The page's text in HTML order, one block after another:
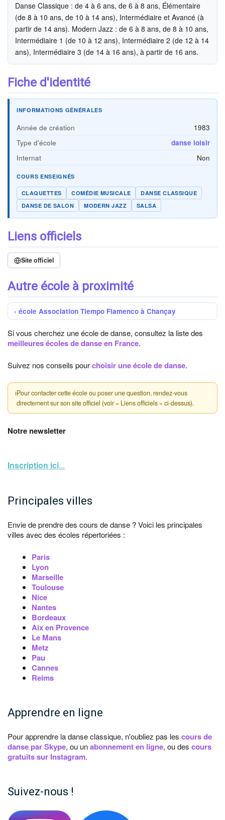
Danse Classique : de 4 à 6 ans, de 6 à 8 ans, Élémentaire
(de 8 à 10 ans, de 10 à 14 ans), Intermédiaire et Avancé (à
partir de 14 ans). Modern Jazz : de 6 à 8 ans, de 8 à 10 ans,
Intermédiaire 1 (de 10 à 12 ans), Intermédiaire 2 (de 12 à 14
ans), Intermédiaire 3 (de 14 à 16 ans), à partir de 16 ans.
Fiche d'identité
INFORMATIONS GÉNÉRALES
Année de création
1983
Type d'école
danse loisir
Internat
Non
COURS ENSEIGNÉS
CLAQUETTES COMÉDIE MUSICALE
DANSE CLASSIQUE
DANSE DE SALON
MODERN JAZZ SALSA
Liens officiels
Site officiel
Autre école à proximité
école Association Tiempo Flamenco à Chançay
Si vous cherchez une école de danse, consultez la liste des
meilleures écoles de danse en France.
Suivez nos conseils pourchoisir une école de danse.
ℹPour contacter cette école ou poser une question, rendez-vous
directement sur son site officiel (voir « Liens officiels » ci-dessus).
Notre newsletter
Inscription ici...
Principales villes
Envie de prendre des cours de danse ? Voici les principales
villes avec des écoles répertoriées :
Paris
Lyon
Marseille
Toulouse
Nice
Nantes
Bordeaux
Aix en Provence
Le Mans
Metz
Pau
Cannes
Reims
Apprendre en ligne
Pour apprendre la danse classique, n'oubliez pas les cours de
danse par Skype, ou unabonnement en ligne, ou des cours
gratuits sur Instagram.
Suivez-nous !